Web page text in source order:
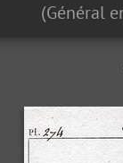
(Général